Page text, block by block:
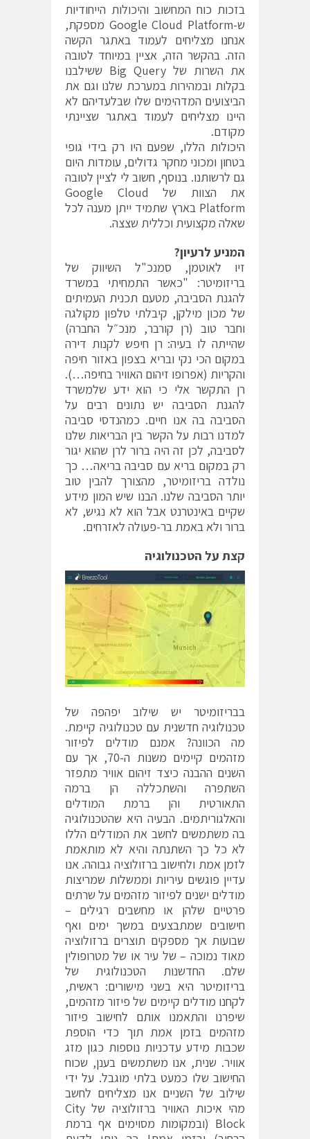
בזכות כוח המחשוב והיכולות הייחודיות
ש-Google Cloud Platform מספקת,
אנחנו מצליחים לעמוד באתגר הקשה
הזה. בהקשר הזה, אציין במיוחד לטובה
את השרות של Big Query ששילבנו
בקלות ובמהירות במערכת שלנו וגם את
הביצועים המדהימים שלו שבלעדיהם לא
היינו מצליחים לעמוד באתגר שציינתי
מקודם.
היכולות הללו, שפעם היו רק בידי גופי
בטחון ומכוני מחקר גדולים, עומדות היום
גם לרשותנו. בנוסף, חשוב לי לציין לטובה
את הצוות של Google Cloud
Platform בארץ שתמיד ייתן מענה לכל
שאלה מקצועית וכללית שצצה.
המניע לרעיון?
זיו לאוטמן, סמנכ"ל השיווק של
בריזומיטר: "כאשר התמחיתי במשרד
להגנת הסביבה, מטעם תכנית העמיתים
של מכון מילקן, קיבלתי טלפון מקולגה
וחבר טוב (רן קורבר, מנכ״ל החברה)
שהייתה לו בעיה: רן חיפש לקנות דירה
במקום הכי נקי ובריא בצפון באזור חיפה
והקריות (אפרופו זיהום האוויר בחיפה…).
רן התקשר אלי כי הוא ידע שלמשרד
להגנת הסביבה יש נתונים רבים על
הסביבה בה אנו חיים. כמהנדסי סביבה
למדנו רבות על הקשר בין הבריאות שלנו
לסביבה, לכן זה היה ברור לרן שהוא יגור
רק במקום בריא עם סביבה בריאה… כך
נולדה בריזומיטר, מהצורך להבין טוב
יותר הסביבה שלנו. הבנו שיש המון מידע
שקיים באינטרנט אבל הוא לא נגיש, לא
ברור ולא באמת בר-פעולה לאזרחים.
קצת על הטכנולוגיה
בבריזומיטר יש שילוב יפהפה של
טכנולוגיה חדשנית עם טכנולוגיה קיימת.
מה הכוונה? אמנם מודלים לפיזור
מזהמים קיימים משנות ה-70, אך עם
השנים ההבנה כיצד זיהום אוויר מתפזר
השתפרה והשתכללה הן ברמה
התאורטית והן ברמת המודלים
והאלגוריתמים. הבעיה היא שהטכנולוגיה
בה משתמשים לחשב את המודלים הללו
לא כל כך השתנתה והיא לא מותאמת
לזמן אמת ולחישוב ברזולוציה גבוהה. אנו
עדיין פוגשים עיריות וממשלות שמריצות
מודלים ישנים לפיזור מזהמים על שרתים
פרטיים שלהן או מחשבים רגילים –
חישובים שמתבצעים במשך ימים ואף
שבועות אך מספקים תוצרים ברזולוציה
מאוד נמוכה – של עיר או של מטרופולין
שלם. החדשנות הטכנולוגית של
בריזומיטר היא בשני מישורים: ראשית,
לקחנו מודלים קיימים של פיזור מזהמים,
שיפרנו והתאמנו אותם לחישוב פיזור
מזהמים בזמן אמת תוך כדי הוספת
שכבות מידע עדכניות נוספות כגון מזג
אוויר. שנית, אנו משתמשים בענן, שכוח
החישוב שלו כמעט בלתי מוגבל. על ידי
שילוב של השניים אנו מצליחים לחשב
מהי איכות האוויר ברזולוציה של City
Block (ובמקומות מסוימים אף ברמת